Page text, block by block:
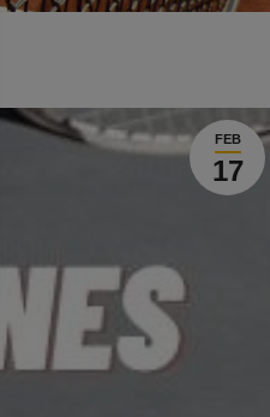
FEB
17